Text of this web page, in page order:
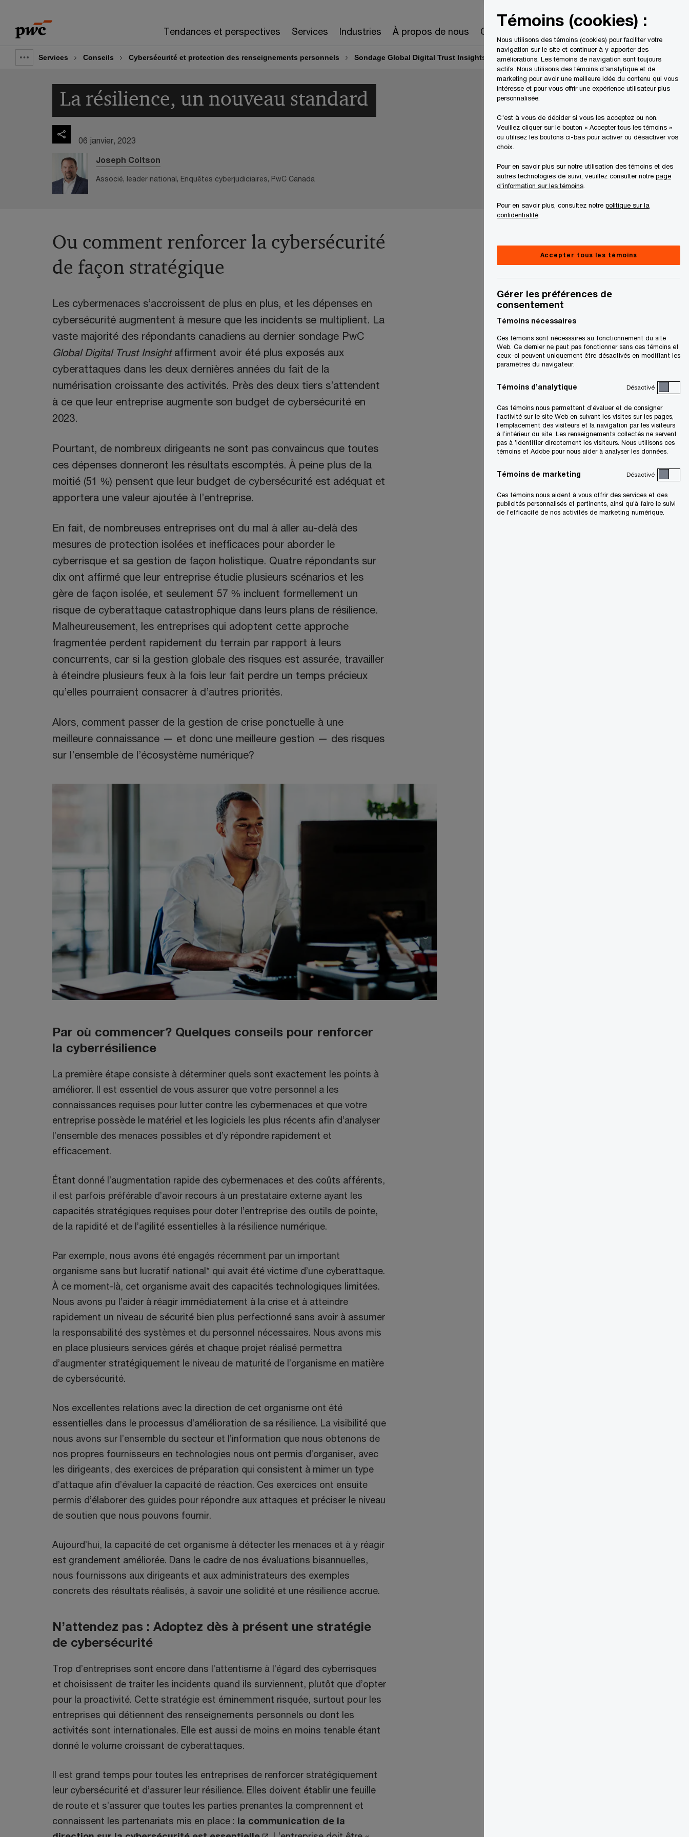
content
footer
Tendances et perspectives Services Industries À propos de nous Carrières Recherche
Show
breadcrumb
Services Conseils Cybersécurité et protection des renseignements personnels Sondage Global Digital Trust Insights 2025 La résilience, un nouveau standard
La résilience, un nouveau standard
06 janvier, 2023
Joseph Coltson
Associé, leader national, Enquêtes cyberjudiciaires, PwC Canada
Ou comment renforcer la cybersécurité
de façon stratégique
Les cybermenaces s’accroissent de plus en plus, et les dépenses en
cybersécurité augmentent à mesure que les incidents se multiplient. La
vaste majorité des répondants canadiens au dernier sondage PwC
Global Digital Trust Insightaffirment avoir été plus exposés aux
cyberattaques dans les deux dernières années du fait de la
numérisation croissante des activités. Près des deux tiers s’attendent
à ce que leur entreprise augmente son budget de cybersécurité en
2023.
Pourtant, de nombreux dirigeants ne sont pas convaincus que toutes
ces dépenses donneront les résultats escomptés. À peine plus de la
moitié (51 %) pensent que leur budget de cybersécurité est adéquat et
apportera une valeur ajoutée à l’entreprise.
En fait, de nombreuses entreprises ont du mal à aller au-delà des
mesures de protection isolées et inefficaces pour aborder le
cyberrisque et sa gestion de façon holistique. Quatre répondants sur
dix ont affirmé que leur entreprise étudie plusieurs scénarios et les
gère de façon isolée, et seulement 57 % incluent formellement un
risque de cyberattaque catastrophique dans leurs plans de résilience.
Malheureusement, les entreprises qui adoptent cette approche
fragmentée perdent rapidement du terrain par rapport à leurs
concurrents, car si la gestion globale des risques est assurée, travailler
à éteindre plusieurs feux à la fois leur fait perdre un temps précieux
qu’elles pourraient consacrer à d’autres priorités.
Alors, comment passer de la gestion de crise ponctuelle à une
meilleure connaissance — et donc une meilleure gestion — des risques
sur l’ensemble de l’écosystème numérique?
Par où commencer? Quelques conseils pour renforcer
la cyberrésilience
La première étape consiste à déterminer quels sont exactement les points à
améliorer. Il est essentiel de vous assurer que votre personnel a les
connaissances requises pour lutter contre les cybermenaces et que votre
entreprise possède le matériel et les logiciels les plus récents afin d’analyser
l’ensemble des menaces possibles et d’y répondre rapidement et
efficacement.
Étant donné l’augmentation rapide des cybermenaces et des coûts afférents,
il est parfois préférable d’avoir recours à un prestataire externe ayant les
capacités stratégiques requises pour doter l’entreprise des outils de pointe,
de la rapidité et de l’agilité essentielles à la résilience numérique.
Par exemple, nous avons été engagés récemment par un important
organisme sans but lucratif national* qui avait été victime d’une cyberattaque.
À ce moment-là, cet organisme avait des capacités technologiques limitées.
Nous avons pu l’aider à réagir immédiatement à la crise et à atteindre
rapidement un niveau de sécurité bien plus perfectionné sans avoir à assumer
la responsabilité des systèmes et du personnel nécessaires. Nous avons mis
en place plusieurs services gérés et chaque projet réalisé permettra
d’augmenter stratégiquement le niveau de maturité de l’organisme en matière
de cybersécurité.
Nos excellentes relations avec la direction de cet organisme ont été
essentielles dans le processus d’amélioration de sa résilience. La visibilité que
nous avons sur l’ensemble du secteur et l’information que nous obtenons de
nos propres fournisseurs en technologies nous ont permis d’organiser, avec
les dirigeants, des exercices de préparation qui consistent à mimer un type
d’attaque afin d’évaluer la capacité de réaction. Ces exercices ont ensuite
permis d’élaborer des guides pour répondre aux attaques et préciser le niveau
de soutien que nous pouvons fournir.
Aujourd’hui, la capacité de cet organisme à détecter les menaces et à y réagir
est grandement améliorée. Dans le cadre de nos évaluations bisannuelles,
nous fournissons aux dirigeants et aux administrateurs des exemples
concrets des résultats réalisés, à savoir une solidité et une résilience accrue.
N’attendez pas : Adoptez dès à présent une stratégie
de cybersécurité
Trop d’entreprises sont encore dans l’attentisme à l’égard des cyberrisques
et choisissent de traiter les incidents quand ils surviennent, plutôt que d’opter
pour la proactivité. Cette stratégie est éminemment risquée, surtout pour les
entreprises qui détiennent des renseignements personnels ou dont les
activités sont internationales. Elle est aussi de moins en moins tenable étant
donné le volume croissant de cyberattaques.
Il est grand temps pour toutes les entreprises de renforcer stratégiquement
leur cybersécurité et d’assurer leur résilience. Elles doivent établir une feuille
de route et s’assurer que toutes les parties prenantes la comprennent et
connaissent les partenariats mis en place : la communication de la
Témoins (cookies) :
Nous utilisons des témoins (cookies) pour faciliter votre
navigation sur le site et continuer à y apporter des
améliorations. Les témoins de navigation sont toujours
actifs. Nous utilisons des témoins d'analytique et de
marketing pour avoir une meilleure idée du contenu qui vous
intéresse et pour vous offrir une expérience utilisateur plus
personnalisée.
C'est à vous de décider si vous les acceptez ou non.
Veuillez cliquer sur le bouton « Accepter tous les témoins »
ou utilisez les boutons ci-bas pour activer ou désactiver vos
choix.
Pour en savoir plus sur notre utilisation des témoins et des
autres technologies de suivi, veuillez consulter notre page
d'information sur les témoins
Pour en savoir plus, consultez notre politique sur la
confidentialité
Accepter tous les témoins
Gérer les préférences de
consentement
Témoins nécessaires
Ces témoins sont nécessaires au fonctionnement du site
Web. Ce dernier ne peut pas fonctionner sans ces témoins et
ceux-ci peuvent uniquement être désactivés en modifiant les
paramètres du navigateur.
Témoins d’analytique Désactivé
Ces témoins nous permettent d’évaluer et de consigner
l’activité sur le site Web en suivant les visites sur les pages,
l’emplacement des visiteurs et la navigation par les visiteurs
à l’intérieur du site. Les renseignements collectés ne servent
pas à ’identifier directement les visiteurs. Nous utilisons ces
témoins et Adobe pour nous aider à analyser les données.
Témoins de marketing Désactivé
Ces témoins nous aident à vous offrir des services et des
publicités personnalisés et pertinents, ainsi qu’à faire le suivi
de l’efficacité de nos activités de marketing numérique.